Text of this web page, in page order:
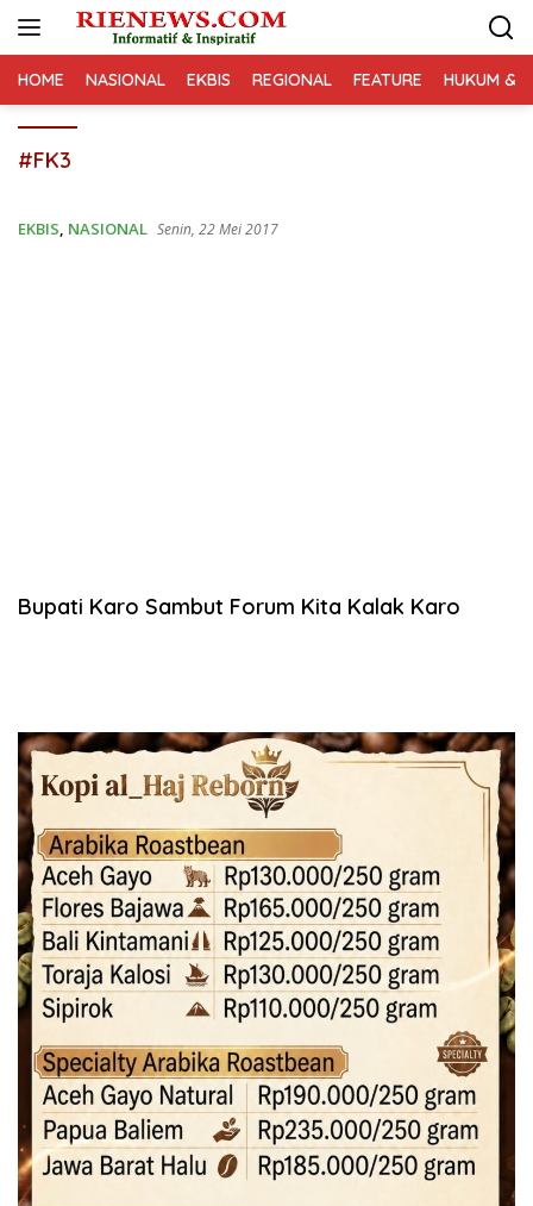
HOME NASIONAL EKBIS REGIONAL FEATURE HUKUM &
#FK3
EKBIS, NASIONAL Senin, 22 Mei 2017
Bupati Karo Sambut Forum Kita Kalak Karo